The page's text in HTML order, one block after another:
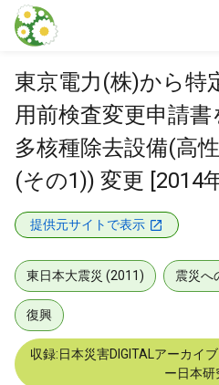
本文に飛ぶ
東京電力(株)から特
用前検査変更申請
多核種除去設備(高
(その1)) 変更 [2014
提供元サイトで表示
東日本大震災 (2011) 震災へ
復興
収録:日本災害DIGITALアーカイ
ー日本研